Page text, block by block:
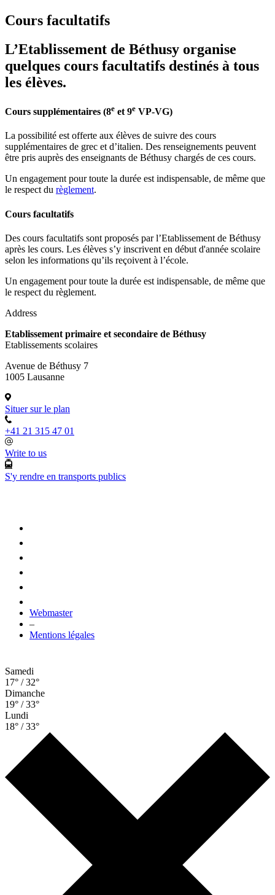
Cours facultatifs
L’Etablissement de Béthusy organise
quelques cours facultatifs destinés à tous
les élèves.
Cours supplémentaires (8e et 9e VP-VG)
La possibilité est offerte aux élèves de suivre des cours
supplémentaires de grec et d’italien. Des renseignements peuvent
être pris auprès des enseignants de Béthusy chargés de ces cours.
Un engagement pour toute la durée est indispensable, de même que
le respect du règlement.
Cours facultatifs
Des cours facultatifs sont proposés par l’Etablissement de Béthusy
après les cours. Les élèves s’y inscrivent en début d'année scolaire
selon les informations qu’ils reçoivent à l’école.
Un engagement pour toute la durée est indispensable, de même que
le respect du règlement.
Address
Etablissement primaire et secondaire de Béthusy
Etablissements scolaires
Avenue de Béthusy 7
1005 Lausanne
Situer sur le plan
+41 21 315 47 01
Write to us
S'y rendre en transports publics
Webmaster
–
Mentions légales
Samedi
17° / 32°
Dimanche
19° / 33°
Lundi
18° / 33°